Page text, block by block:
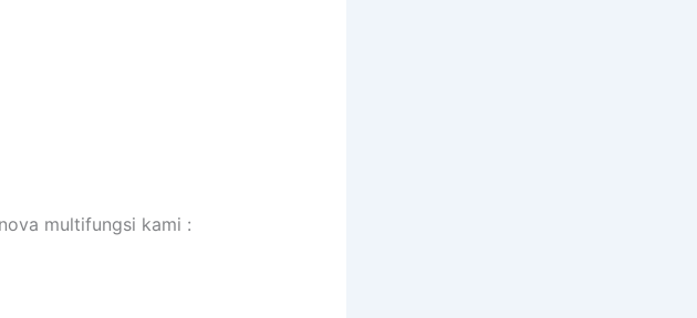
multifungsi kami :